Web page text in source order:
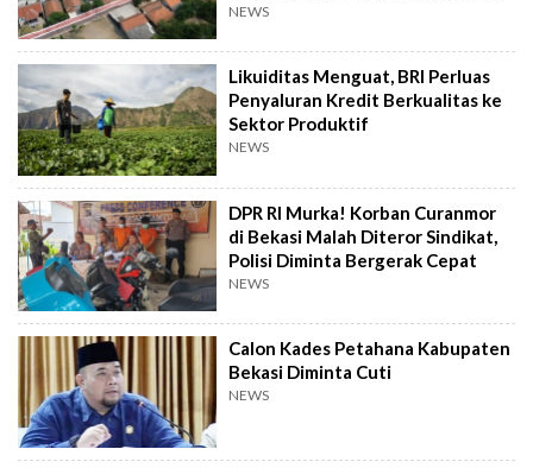
NEWS
Likuiditas Menguat, BRI Perluas
Penyaluran Kredit Berkualitas ke
Sektor Produktif
NEWS
DPR RI Murka! Korban Curanmor
di Bekasi Malah Diteror Sindikat,
Polisi Diminta Bergerak Cepat
NEWS
Calon Kades Petahana Kabupaten
Bekasi Diminta Cuti
NEWS